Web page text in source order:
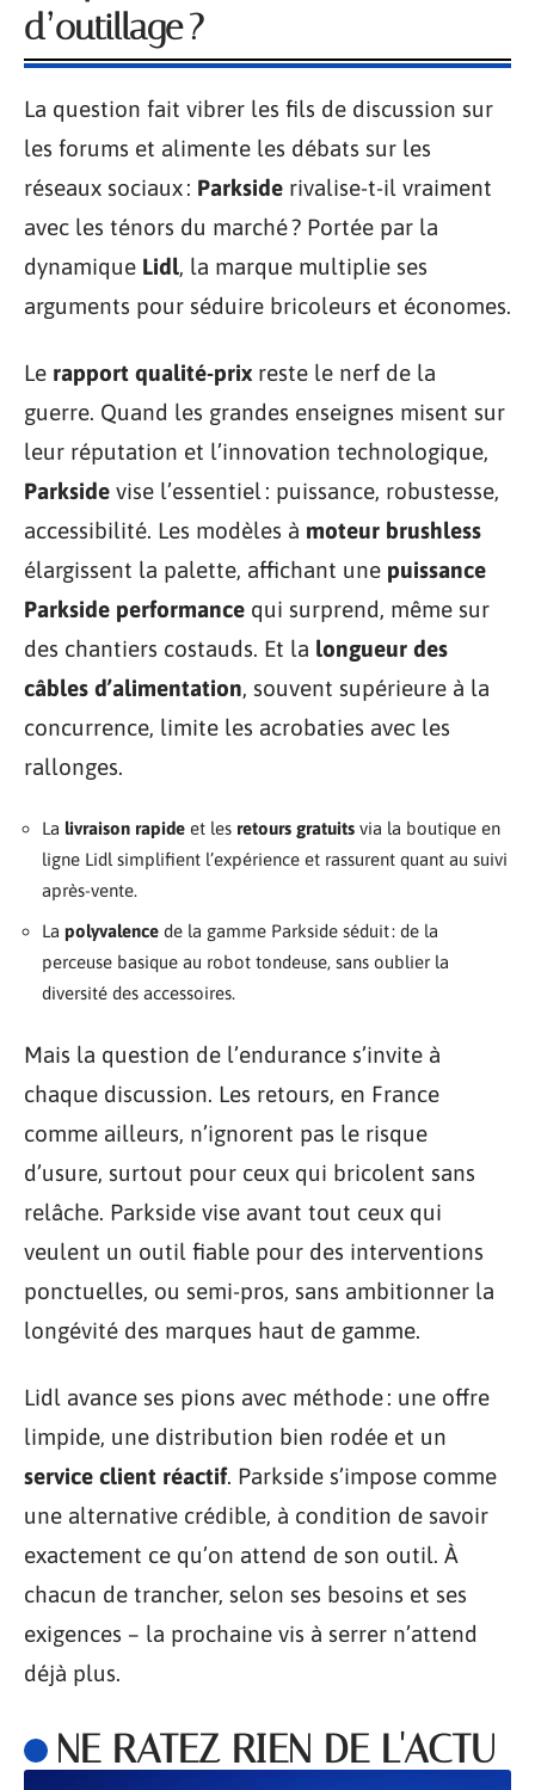
d’outillage ?
La question fait vibrer les fils de discussion sur
les forums et alimente les débats sur les
réseaux sociaux : Parkside rivalise-t-il vraiment
avec les ténors du marché ? Portée par la
dynamique Lidl, la marque multiplie ses
arguments pour séduire bricoleurs et économes.
Le rapport qualité-prix reste le nerf de la
guerre. Quand les grandes enseignes misent sur
leur réputation et l’innovation technologique,
Parkside vise l’essentiel : puissance, robustesse,
accessibilité. Les modèles à moteur brushless
élargissent la palette, affichant une puissance
Parkside performance qui surprend, même sur
des chantiers costauds. Et la longueur des
câbles d’alimentation, souvent supérieure à la
concurrence, limite les acrobaties avec les
rallonges.
La livraison rapide et les retours gratuits via la boutique en
ligne Lidl simplifient l’expérience et rassurent quant au suivi
après-vente.
La polyvalence de la gamme Parkside séduit : de la
perceuse basique au robot tondeuse, sans oublier la
diversité des accessoires.
Mais la question de l’endurance s’invite à
chaque discussion. Les retours, en France
comme ailleurs, n’ignorent pas le risque
d’usure, surtout pour ceux qui bricolent sans
relâche. Parkside vise avant tout ceux qui
veulent un outil fiable pour des interventions
ponctuelles, ou semi-pros, sans ambitionner la
longévité des marques haut de gamme.
Lidl avance ses pions avec méthode : une offre
limpide, une distribution bien rodée et un
service client réactif. Parkside s’impose comme
une alternative crédible, à condition de savoir
exactement ce qu’on attend de son outil. À
chacun de trancher, selon ses besoins et ses
exigences – la prochaine vis à serrer n’attend
déjà plus.
NE RATEZ RIEN DE L'ACTU